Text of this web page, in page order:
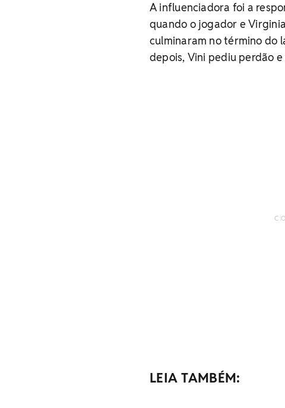
A influenciadora foi a
quando o jogador e
culminaram no término do
depois, Vini pediu perdão
LEIA TAMBÉM: